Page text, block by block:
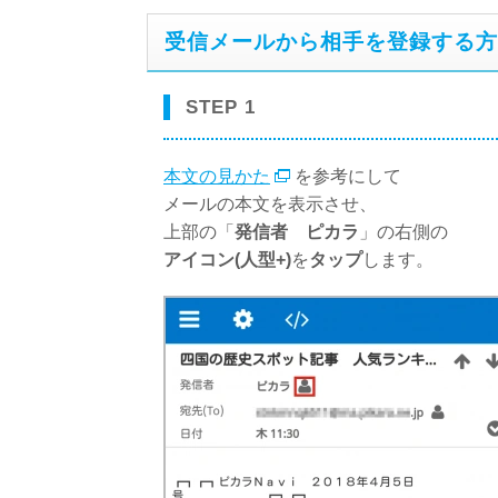
受信メールから相手を登録する
STEP 1
本文の見かた
を参考にして
メールの本文を表示させ、
上部の「 発信者 ピカラ 」の右側の
アイコン(人型+)を タップします。